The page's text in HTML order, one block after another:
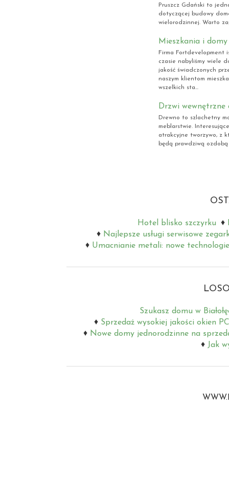
Pruszcz Gdański to
dotyczącej budowy
wielorodzinnej. Warto
Mieszkania i
Firma Fortdevelopment
czasie nabyliśmy wiele
jakość świadczonych
naszym klientom
wszelkich sta...
Drzwi wewnętrzne
Drewno to szlachetny
meblarstwie.
atrakcyjne tworzywo, z
będą prawdziwą
Hotel blisko szczyrku
Najlepsze usługi serwisowe
Umacnianie metali: nowe
Szukasz domu w
Sprzedaż wysokiej jakości okien
Nowe domy jednorodzinne na
Jak